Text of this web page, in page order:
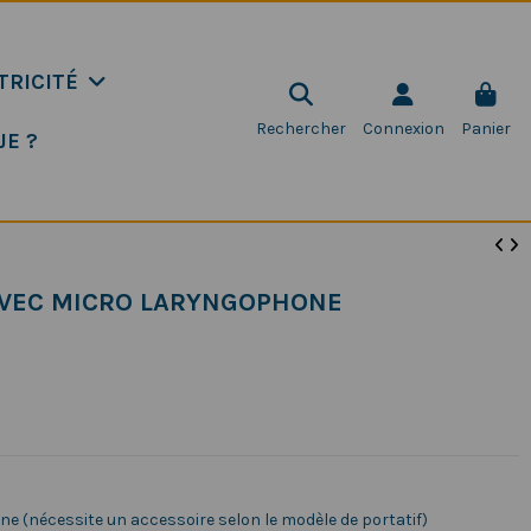
? Rechercher Connexion Panier
MICRO LARYNGOPHONE
(nécessite un accessoire selon le modèle de portatif)